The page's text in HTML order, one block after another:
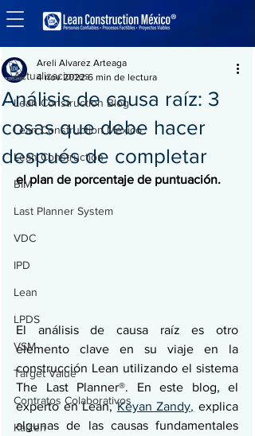
Entrada
Actualizaciones
Lean Construction Blog
Lean Construction México
Lean Construction
BIM
Last Planner System
VDC
IPD
Lean
LPDS
VSM
Target Value
Contratos Colaborativos
Kaizen
Análisis de causa raíz: 3
cosas que debe hacer
después de completar
Areli Alvarez Arteaga
4 nov 2022 6 min de lectura
el plan de porcentaje de puntuación.
El análisis de causa raíz es otro
elemento clave en su viaje en la
construcción Lean utilizando el sistema
The Last Planner®. En este blog, el
experto en Lean, Keyan Zandy, explica
algunas de las causas fundamentales